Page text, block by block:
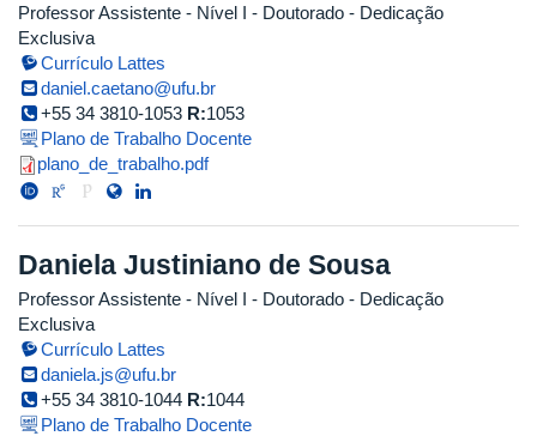
Professor Assistente - Nível I - Doutorado - Dedicação
Exclusiva
Currículo Lattes
daniel.caetano@ufu.br
+55 34 3810-1053 R:1053
Plano de Trabalho Docente
plano_de_trabalho.pdf
plano_de_trabalho.pdf
Daniela Justiniano de Sousa
Professor Assistente - Nível I - Doutorado - Dedicação
Exclusiva
Currículo Lattes
daniela.js@ufu.br
+55 34 3810-1044 R:1044
Plano de Trabalho Docente